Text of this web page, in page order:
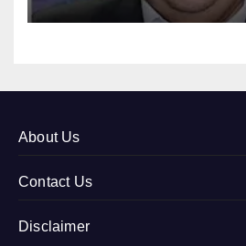
About Us
Contact Us
Disclaimer